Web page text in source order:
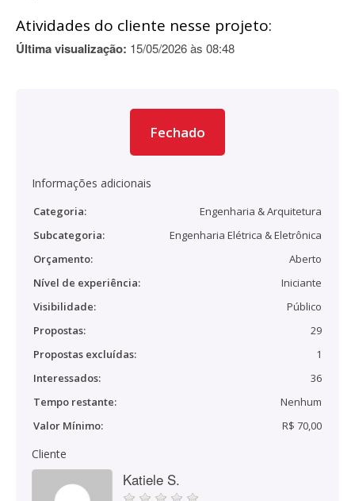
Atividades do cliente nesse projeto:
Última visualização: 15/05/2026 às 08:48
Fechado
Informações adicionais
Categoria:
Engenharia & Arquitetura
Subcategoria:
Engenharia Elétrica & Eletrônica
Orçamento:
Aberto
Nível de experiência:
Iniciante
Visibilidade:
Público
Propostas:
29
Propostas excluídas:
1
Interessados:
36
Tempo restante:
Nenhum
Valor Mínimo:
R$ 70,00
Cliente
Katiele S.